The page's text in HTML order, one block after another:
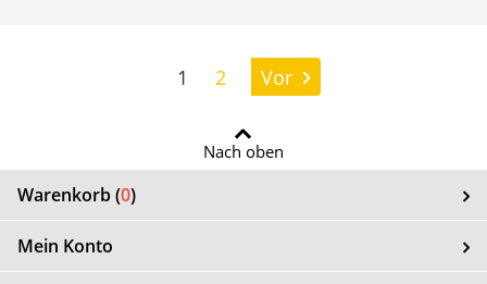
Seite:
1 2 Vor
Nach oben
Warenkorb (0)
Mein Konto